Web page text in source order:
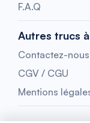
F.A.Q
Autres trucs
Contactez-nous
CGV / CGU
Mentions